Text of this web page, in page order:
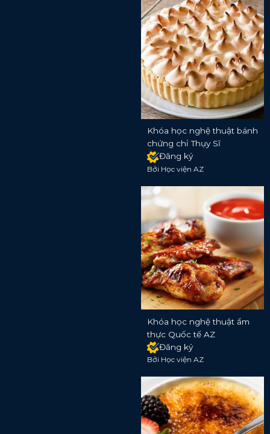
Khóa học nghệ thuật bánh
chứng chỉ Thụy Sĩ
Đăng ký
Bởi Học viện AZ
Khóa học nghệ thuật ẩm
thực Quốc tế AZ
Đăng ký
Bởi Học viện AZ